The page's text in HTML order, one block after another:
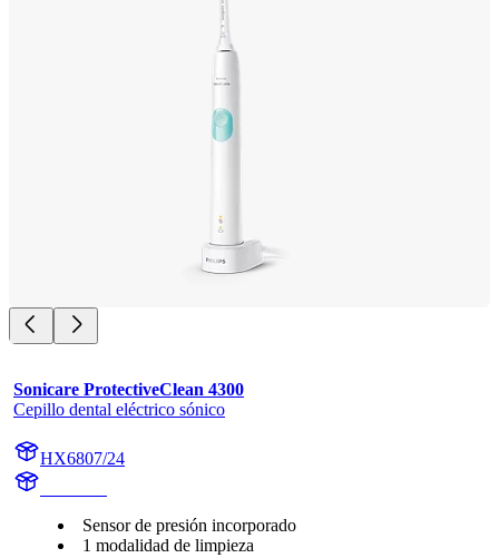
Sonicare ProtectiveClean 4300
Cepillo dental eléctrico sónico
HX6807/24
Sensor de presión incorporado
1 modalidad de limpieza